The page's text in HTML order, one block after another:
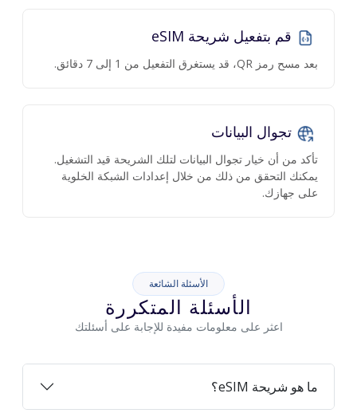
قم بتفعيل شريحة eSIM
بعد مسح رمز QR، قد يستغرق التفعيل من 1 إلى 7 دقائق.
تجوال البيانات
تأكد من أن خيار تجوال البيانات لتلك الشريحة قيد التشغيل.
يمكنك التحقق من ذلك من خلال إعدادات الشبكة الخلوية
على جهازك.
الأسئلة الشائعة
الأسئلة المتكررة
اعثر على معلومات مفيدة للإجابة على أسئلتك
ما هو شريحة eSIM؟